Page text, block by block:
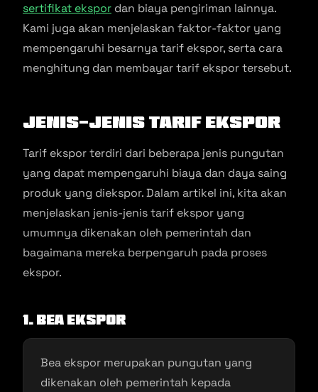
sertifikat ekspor dan biaya pengiriman lainnya.
Kami juga akan menjelaskan faktor-faktor yang
mempengaruhi besarnya tarif ekspor, serta cara
menghitung dan membayar tarif ekspor tersebut.
Jenis-Jenis Tarif Ekspor
Tarif ekspor terdiri dari beberapa jenis pungutan
yang dapat mempengaruhi biaya dan daya saing
produk yang diekspor. Dalam artikel ini, kita akan
menjelaskan jenis-jenis tarif ekspor yang
umumnya dikenakan oleh pemerintah dan
bagaimana mereka berpengaruh pada proses
ekspor.
1. Bea Ekspor
Bea ekspor merupakan pungutan yang
dikenakan oleh pemerintah kepada